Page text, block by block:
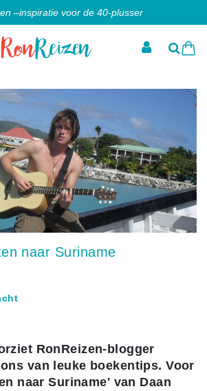
–inspiratie voor de 40-plusser
naar Suriname
RonReizen-blogger
van leuke boekentips. Voor
naar Suriname' van Daan